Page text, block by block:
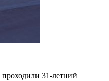
31-летний